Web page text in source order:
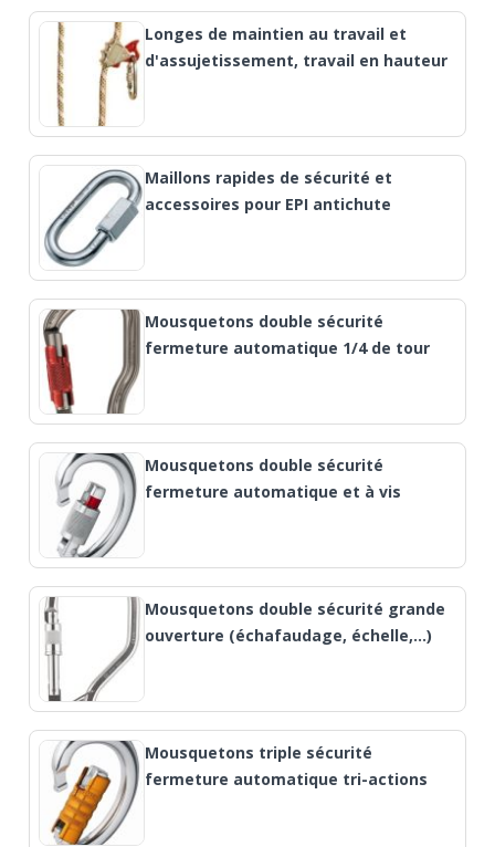
Longes de maintien au travail et
d'assujetissement, travail en hauteur
Maillons rapides de sécurité et
accessoires pour EPI antichute
Mousquetons double sécurité
fermeture automatique 1/4 de tour
Mousquetons double sécurité
fermeture automatique et à vis
Mousquetons double sécurité grande
ouverture (échafaudage, échelle,…)
Mousquetons triple sécurité
fermeture automatique tri-actions